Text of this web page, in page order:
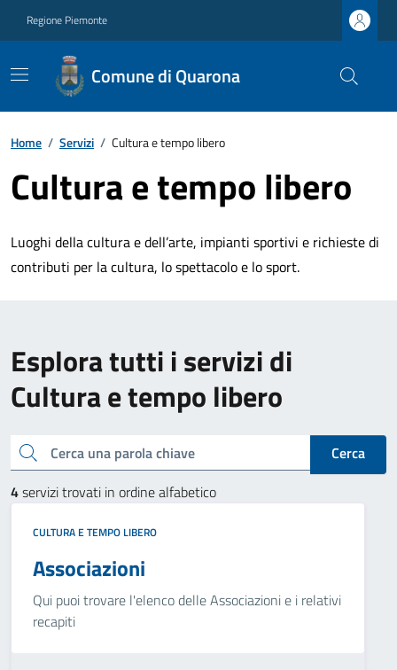
Regione Piemonte
Comune di Quarona
Home / Servizi / Cultura e tempo libero
Cultura e tempo libero
Luoghi della cultura e dell’arte, impianti sportivi e richieste di
contributi per la cultura, lo spettacolo e lo sport.
Esplora tutti i servizi di
Cultura e tempo libero
Cerca una parola chiave
Cerca
4servizi trovati in ordine alfabetico
CULTURA E TEMPO LIBERO
Associazioni
Qui puoi trovare l'elenco delle Associazioni e i relativi
recapiti